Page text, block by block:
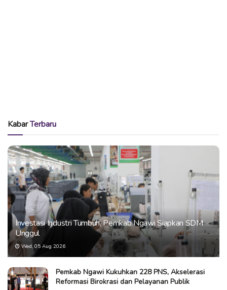
KabarTerbaru
Investasi Industri Tumbuh, Pemkab Ngawi Siapkan SDM
Unggul
Wed, 05 Aug 2026
Pemkab Ngawi Kukuhkan 228 PNS, Akselerasi
Reformasi Birokrasi dan Pelayanan Publik